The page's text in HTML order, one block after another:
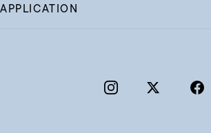
APPLICATION